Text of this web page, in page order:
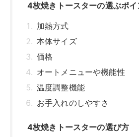
4枚焼きトースターの選ぶポイ
加熱方式
本体サイズ
価格
オートメニューや機能性
温度調整機能
お手入れのしやすさ
4枚焼きトースターの選び方